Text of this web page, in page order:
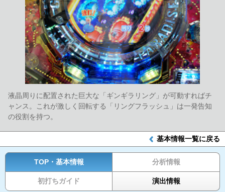
液晶周りに配置された巨大な「ギンギラリング」が可動すればチ
ャンス。これが激しく回転する「リングフラッシュ」は一発告知
の役割を持つ。
基本情報一覧に戻る
TOP・基本情報 分析情報
初打ちガイド 演出情報